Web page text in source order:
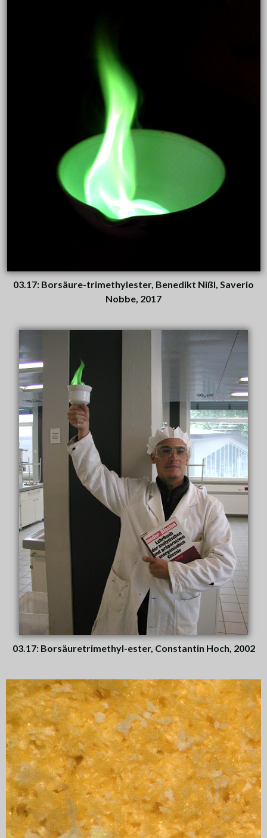
03.17: Borsäure-trimethylester, Benedikt Nißl, Saverio
Nobbe, 2017
03.17: Borsäuretrimethyl-ester, Constantin Hoch, 2002